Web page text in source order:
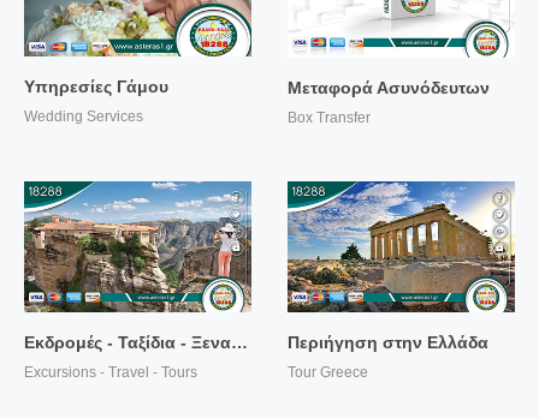
Περισσότερα...
Υπηρεσίες Γάμου
Wedding Services
Περισσότερα...
Μεταφορά Ασυνόδευτων
Box Transfer
Περισσότερα...
Εκδρομές - Ταξίδια - Ξεναγήσεις
Excursions - Travel - Tours
Περισσότερα...
Περιήγηση στην Ελλάδα
Tour Greece